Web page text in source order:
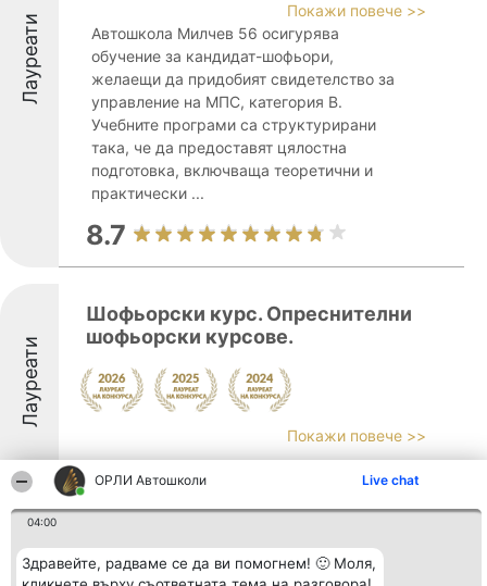
ОРЛИ Автошколи Live chat
04:00
Здравейте, радваме се да ви помогнем! 🙂 Моля,
Лауреати
Покажи повече >>
Автошкола Милчев 56 осигурява
обучение за кандидат-шофьори,
желаещи да придобият свидетелство за
управление на МПС, категория В.
Учебните програми са структурирани
така, че да предоставят цялостна
подготовка, включваща теоретични и
практически ...
8.7
Лауреати
Шофьорски курс. Опреснителни
шофьорски курсове.
Покажи повече >>
8.5
УЧЕБЕН ЦЕНТЪР АЕБТРИ